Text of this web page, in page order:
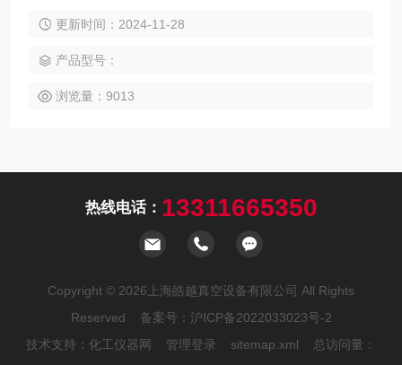
大，空隙（气孔）和晶界逐渐减少，通过物质的传递，其总体
更新时间：2024-11-28
产品型号：
浏览量：9013
热线电话： 13311665350
Copyright © 2026上海皓越真空设备有限公司 All Rights
Reserved 备案号： 沪ICP备2022033023号-2
技术支持： 化工仪器网 管理登录 sitemap.xml 总访问量：